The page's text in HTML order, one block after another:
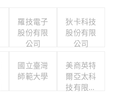
羅技電子
股份有限
公司
狄卡科技
股份有限
公司
國立臺灣
師範大學
美商英特
爾亞太科
技有限公